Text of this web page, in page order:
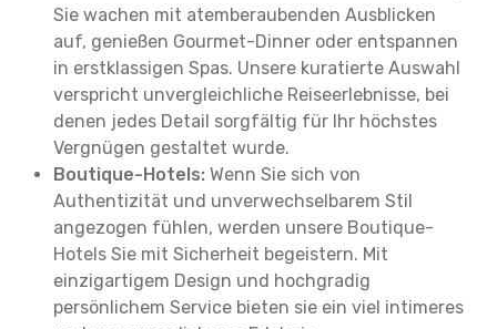
Sie wachen mit atemberaubenden Ausblicken
auf, genießen Gourmet-Dinner oder entspannen
in erstklassigen Spas. Unsere kuratierte Auswahl
verspricht unvergleichliche Reiseerlebnisse, bei
denen jedes Detail sorgfältig für Ihr höchstes
Vergnügen gestaltet wurde.
Boutique-Hotels: Wenn Sie sich von
Authentizität und unverwechselbarem Stil
angezogen fühlen, werden unsere Boutique-
Hotels Sie mit Sicherheit begeistern. Mit
einzigartigem Design und hochgradig
persönlichem Service bieten sie ein viel intimeres